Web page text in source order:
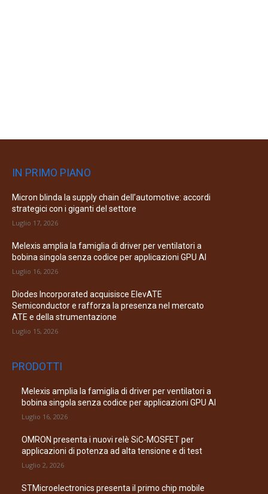
IN PRIMO PIANO
Micron blinda la supply chain dell’automotive: accordi
strategici con i giganti del settore
Luglio 17, 2026
Melexis amplia la famiglia di driver per ventilatori a
bobina singola senza codice per applicazioni GPU AI
Luglio 16, 2026
Diodes Incorporated acquisisce ElevATE
Semiconductor e rafforza la presenza nel mercato
ATE e della strumentazione
Luglio 15, 2026
PRODOTTI
Melexis amplia la famiglia di driver per ventilatori a
bobina singola senza codice per applicazioni GPU AI
Luglio 16, 2026
OMRON presenta i nuovi relè SiC-MOSFET per
applicazioni di potenza ad alta tensione e di test
Luglio 2, 2026
STMicroelectronics presenta il primo chip mobile